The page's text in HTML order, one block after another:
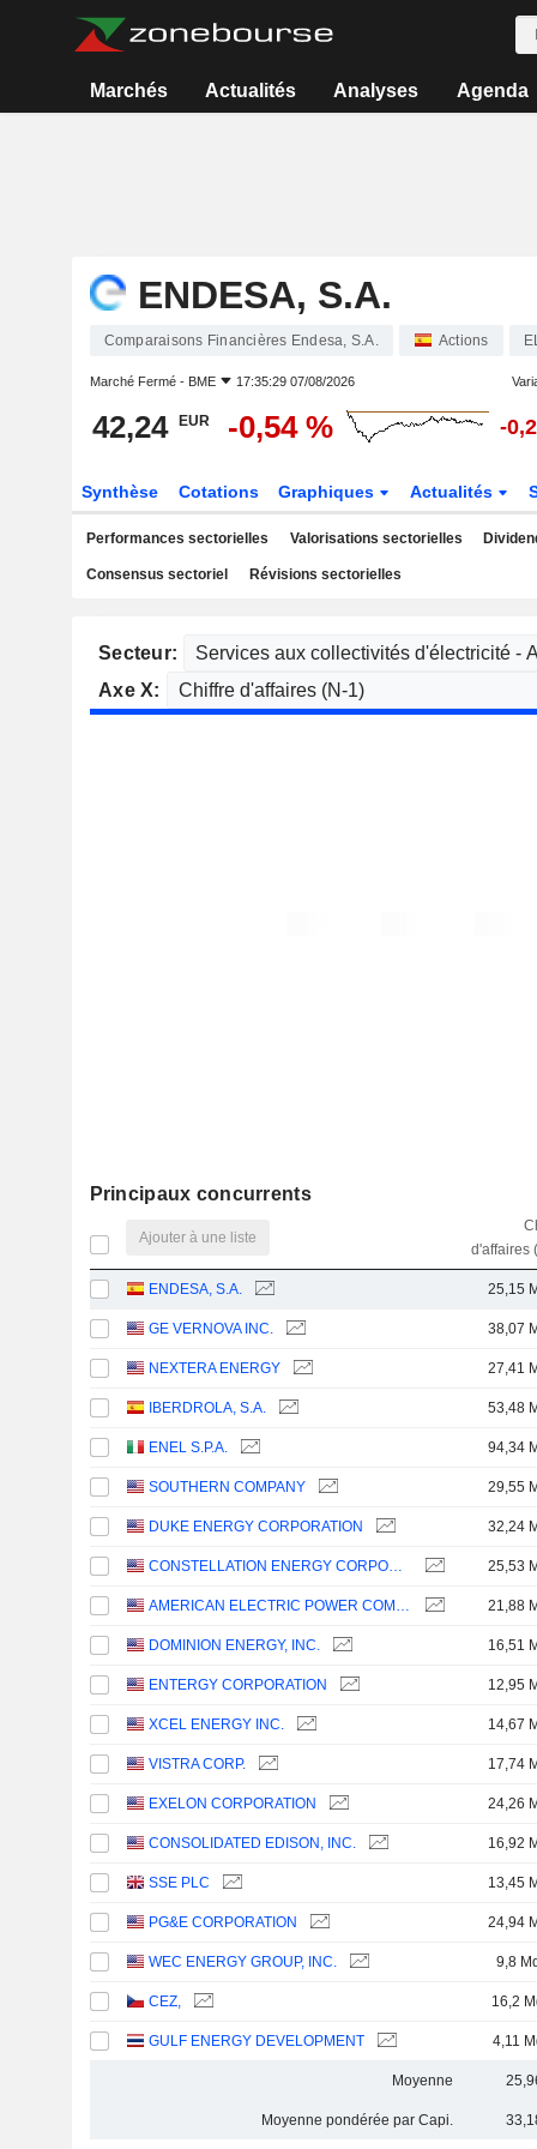
Marchés Actualités Analyses Agenda
ENDESA, S.A.
Comparaisons Financières Endesa, S.A. Actions
Marché Fermé - BME 17:35:29 07/08/2026
42,24 EUR -0,54 % -
Synthèse Cotations Graphiques Actualités
Performances sectorielles Valorisations sectorielles
Consensus sectoriel Révisions sectorielles
Secteur:
Axe X:
Principaux concurrents
Ajouter à une liste
d'affaires
ENDESA, S.A. 25,15
GE VERNOVA INC. 38,07
NEXTERA ENERGY 27,41
IBERDROLA, S.A. 53,48
ENEL S.P.A. 94,34
SOUTHERN COMPANY 29,55
DUKE ENERGY CORPORATION 32,24
CONSTELLATION ENERGY CORPORATION 25,53
AMERICAN ELECTRIC POWER COMPANY, INC. 21,88
DOMINION ENERGY, INC. 16,51
ENTERGY CORPORATION 12,95
XCEL ENERGY INC. 14,67
VISTRA CORP. 17,74
EXELON CORPORATION 24,26
CONSOLIDATED EDISON, INC. 16,92
SSE PLC 13,45
PG&E CORPORATION 24,94
WEC ENERGY GROUP, INC. 9,8 Md
CEZ, 16,2
GULF ENERGY DEVELOPMENT 4,11
Moyenne
Moyenne pondérée par Capi.